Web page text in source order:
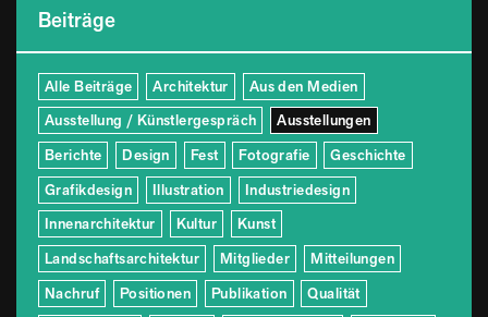
Kontakt
Beiträge
Alle Beiträge Architektur
Aus den Medien
Ausstellung / Künstlergespräch
Ausstellungen
Berichte
Design Fest Fotografie
Geschichte
Grafikdesign
Illustration
Industriedesign
Innenarchitektur
Kultur
Kunst
Landschaftsarchitektur
Mitglieder
Mitteilungen
Nachruf
Positionen Publikation
Qualität